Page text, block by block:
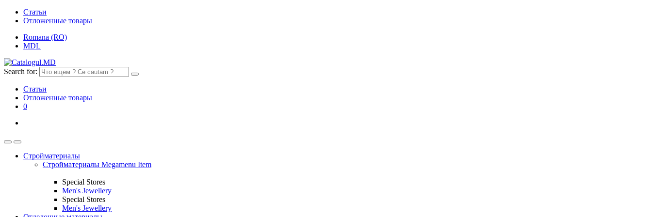
Статьи
Отложенные товары
Romana (RO)
MDL
Search for:
Статьи
Отложенные товары
0
Стройматериалы
Стройматериалы Megamenu Item
Special Stores
Men's Jewellery
Special Stores
Men's Jewellery